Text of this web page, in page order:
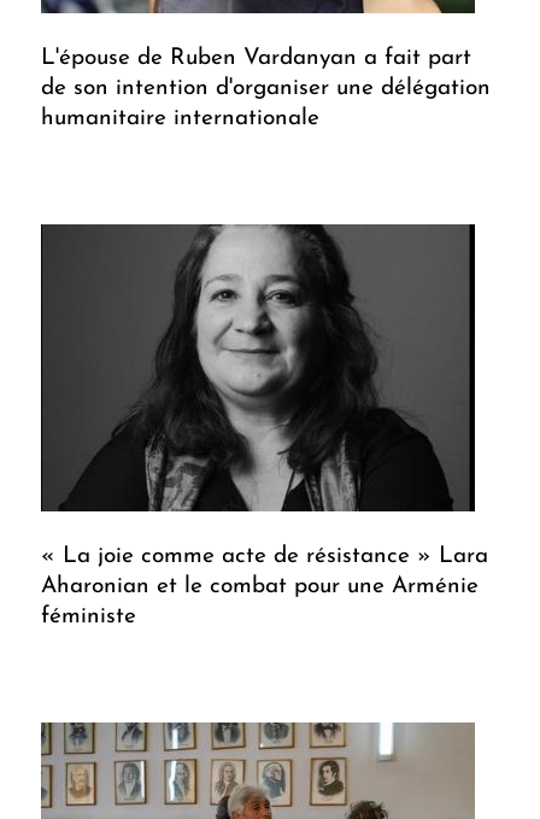
L'épouse de Ruben Vardanyan a fait part
de son intention d'organiser une délégation
humanitaire internationale
« La joie comme acte de résistance » Lara
Aharonian et le combat pour une Arménie
féministe